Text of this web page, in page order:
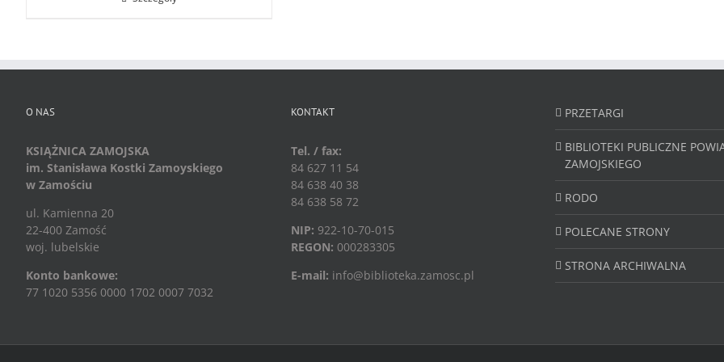
O NAS
KSIĄŻNICA ZAMOJSKA
im. Stanisława Kostki Zamoyskiego
w Zamościu
ul. Kamienna 20
22-400 Zamość
woj. lubelskie
Konto bankowe:
77 1020 5356 0000 1702 0007 7032
KONTAKT
Tel. / fax:
84 627 11 54
84 638 40 38
84 638 58 72
NIP: 922-10-70-015
REGON: 000283305
E-mail: info@biblioteka.zamosc.pl
PRZETARGI
BIBLIOTEKI PUBLICZNE
ZAMOJSKIEGO
RODO
POLECANE STRONY
STRONA ARCHIWALNA